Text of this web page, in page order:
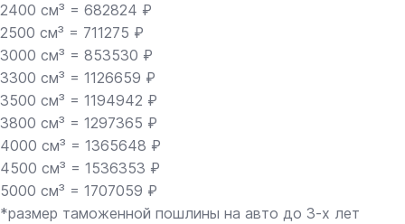
2400 см³ = 682824 ₽
2500 см³ = 711275 ₽
3000 см³ = 853530 ₽
3300 см³ = 1126659 ₽
3500 см³ = 1194942 ₽
3800 см³ = 1297365 ₽
4000 см³ = 1365648 ₽
4500 см³ = 1536353 ₽
5000 см³ = 1707059 ₽
*размер таможенной пошлины на авто до 3-х лет